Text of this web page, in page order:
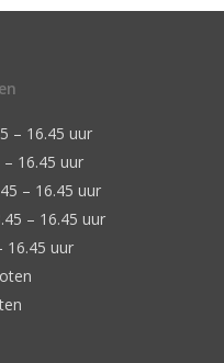
– 16.45 uur
16.45 uur
– 16.45 uur
– 16.45 uur
16.45 uur